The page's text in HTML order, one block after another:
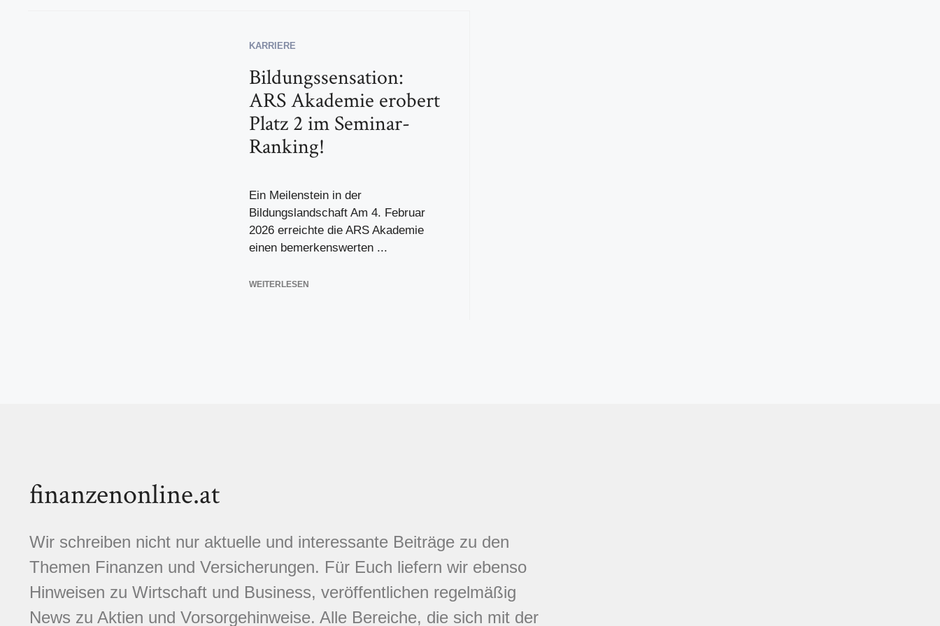
KARRIERE
Bildungssensation:
ARS Akademie erobert
Platz 2 im Seminar-
Ranking!
Ein Meilenstein in der
Bildungslandschaft Am 4. Februar
2026 erreichte die ARS Akademie
einen bemerkenswerten ...
WEITERLESEN
finanzenonline.at
Wir schreiben nicht nur aktuelle und interessante Beiträge zu den
Themen Finanzen und Versicherungen. Für Euch liefern wir ebenso
Hinweisen zu Wirtschaft und Business, veröffentlichen regelmäßig
News zu Aktien und Vorsorgehinweise. Alle Bereiche, die sich mit der